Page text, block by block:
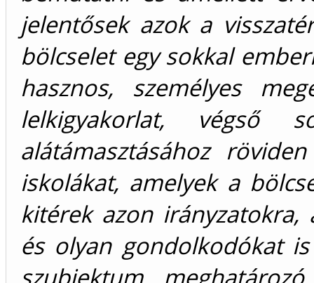
jelentősek azok a
bölcselet egy sokkal
hasznos, személyes
lelkigyakorlat, végső
alátámasztásához
iskolákat, amelyek a
kitérek azon
és olyan gondolkodókat